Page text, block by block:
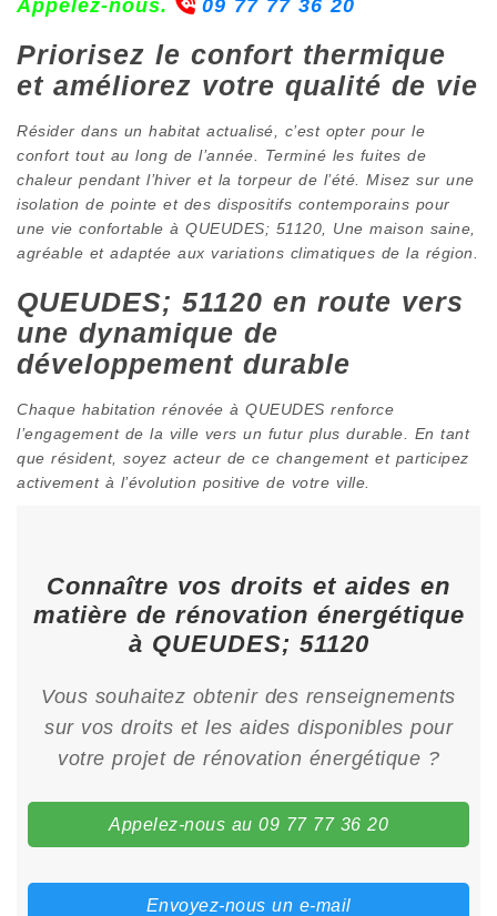
Appelez-nous.
09 77 77 36 20
Priorisez le confort thermique
et améliorez votre qualité de vie
Résider dans un habitat actualisé, c’est opter pour le
confort tout au long de l’année. Terminé les fuites de
chaleur pendant l’hiver et la torpeur de l’été. Misez sur une
isolation de pointe et des dispositifs contemporains pour
une vie confortable à QUEUDES; 51120, Une maison saine,
agréable et adaptée aux variations climatiques de la région.
QUEUDES; 51120 en route vers
une dynamique de
développement durable
Chaque habitation rénovée à QUEUDES renforce
l’engagement de la ville vers un futur plus durable. En tant
que résident, soyez acteur de ce changement et participez
activement à l’évolution positive de votre ville.
Connaître vos droits et aides en
matière de rénovation énergétique
à QUEUDES; 51120
Vous souhaitez obtenir des renseignements
sur vos droits et les aides disponibles pour
votre projet de rénovation énergétique ?
Appelez-nous au 09 77 77 36 20
Envoyez-nous un e-mail